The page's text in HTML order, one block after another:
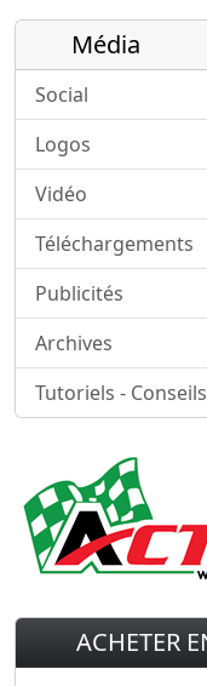
Média
Social
Logos
Vidéo
Téléchargements
Publicités
Archives
Tutoriels - Conseils
ACHETER